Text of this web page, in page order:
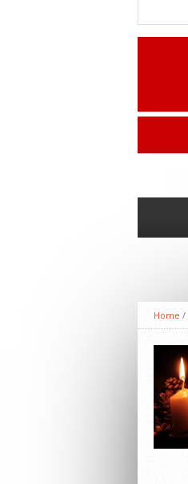
Home /